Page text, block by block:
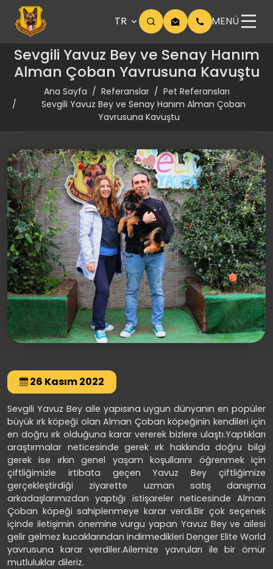
TR MENÜ
Sevgili Yavuz Bey ve Senay Hanım
Alman Çoban Yavrusuna Kavuştu
Ana Sayfa Referanslar
Pet Referansları
Sevgili Yavuz Bey ve Senay Hanım Alman Çoban
Yavrusuna Kavuştu
26 Kasım 2022
Sevgili Yavuz Bey aile yapısına uygun dünyanın en popüler
büyük ırk köpeği olan Alman Çoban köpeğinin kendileri için
en doğru ırk olduğuna karar vererek bizlere ulaştı.Yaptıkları
araştırmalar neticesinde gerek ırk hakkında doğru bilgi
gerek ise ırkın genel yaşam koşullarını öğrenmek için
çiftliğimizle irtibata geçen Yavuz Bey çiftliğimize
gerçekleştirdiği ziyarette uzman satış danışma
arkadaşlarımızdan yaptığı istişareler neticesinde Alman
Çoban köpeği sahiplenmeye karar verdi.Bir çok seçenek
içinde iletişimin önemine vurgu yapan Yavuz Bey ve ailesi
gelir gelmez kucaklarından indirmedikleri Denger Elite World
yavrusuna karar verdiler.Ailemize yavruları ile bir ömür
mutluluklar dileriz.